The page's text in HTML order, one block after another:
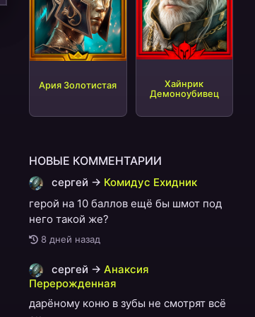
Ария Золотистая
Хайнрик
Демоноубивец
НОВЫЕ КОММЕНТАРИИ
сергей → Комидус Ехидник
герой на 10 баллов ещё бы шмот под
него такой же?
8 дней назад
сергей → Анаксия
Перерожденная
дарёному коню в зубы не смотрят всё